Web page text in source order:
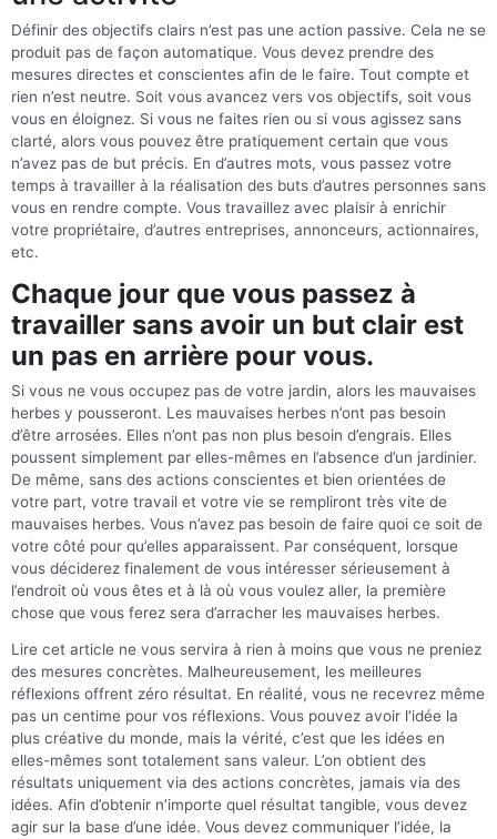
Définir des objectifs clairs n’est pas une action passive. Cela ne se
produit pas de façon automatique. Vous devez prendre des
mesures directes et conscientes afin de le faire. Tout compte et
rien n’est neutre. Soit vous avancez vers vos objectifs, soit vous
vous en éloignez. Si vous ne faites rien ou si vous agissez sans
clarté, alors vous pouvez être pratiquement certain que vous
n’avez pas de but précis. En d’autres mots, vous passez votre
temps à travailler à la réalisation des buts d’autres personnes sans
vous en rendre compte. Vous travaillez avec plaisir à enrichir
votre propriétaire, d’autres entreprises, annonceurs, actionnaires,
etc.
Chaque jour que vous passez à
travailler sans avoir un but clair est
un pas en arrière pour vous.
Si vous ne vous occupez pas de votre jardin, alors les mauvaises
herbes y pousseront. Les mauvaises herbes n’ont pas besoin
d’être arrosées. Elles n’ont pas non plus besoin d’engrais. Elles
poussent simplement par elles-mêmes en l’absence d’un jardinier.
De même, sans des actions conscientes et bien orientées de
votre part, votre travail et votre vie se rempliront très vite de
mauvaises herbes. Vous n’avez pas besoin de faire quoi ce soit de
votre côté pour qu’elles apparaissent. Par conséquent, lorsque
vous déciderez finalement de vous intéresser sérieusement à
l’endroit où vous êtes et à là où vous voulez aller, la première
chose que vous ferez sera d’arracher les mauvaises herbes.
Lire cet article ne vous servira à rien à moins que vous ne preniez
des mesures concrètes. Malheureusement, les meilleures
réflexions offrent zéro résultat. En réalité, vous ne recevrez même
pas un centime pour vos réflexions. Vous pouvez avoir l’idée la
plus créative du monde, mais la vérité, c’est que les idées en
elles-mêmes sont totalement sans valeur. L’on obtient des
résultats uniquement via des actions concrètes, jamais via des
idées. Afin d’obtenir n’importe quel résultat tangible, vous devez
agir sur la base d’une idée. Vous devez communiquer l’idée, la